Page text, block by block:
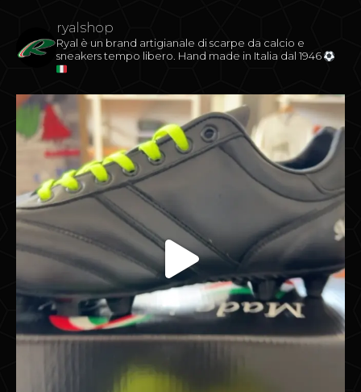
ryalshop
Ryal è un brand artigianale di scarpe da calcio e
sneakers tempo libero. Hand made in Italia dal 1946